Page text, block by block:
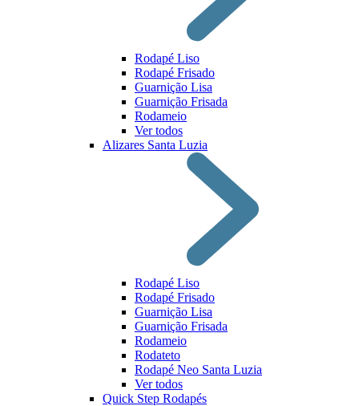
Rodapé Liso
Rodapé Frisado
Guarnição Lisa
Guarnição Frisada
Rodameio
Ver todos
Alizares Santa Luzia
Rodapé Liso
Rodapé Frisado
Guarnição Lisa
Guarnição Frisada
Rodameio
Rodateto
Rodapé Neo Santa Luzia
Ver todos
Quick Step Rodapés